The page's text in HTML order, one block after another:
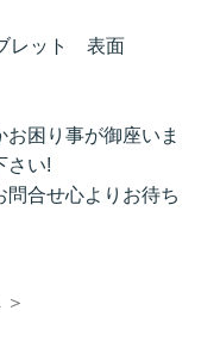
レット 表面
困り事が御座いま
さい!
問合せ心よりお待ち